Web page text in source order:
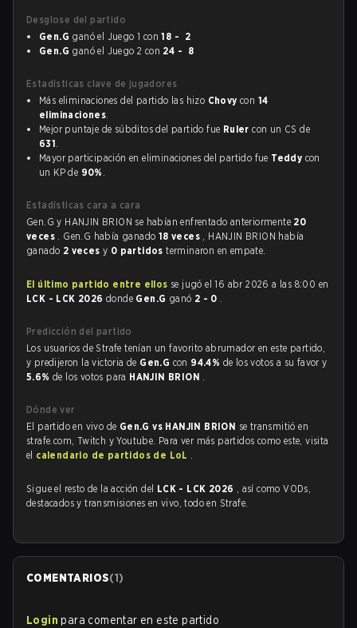
Desglose del partido
Gen.G ganó el Juego 1 con18 - 2
Gen.G ganó el Juego 2 con 24 - 8
Estadísticas clave de jugadores
Más eliminaciones del partido las hizo Chovy con 14
eliminaciones.
Mejor puntaje de súbditos del partido fue Ruler con un CS de
631.
Mayor participación en eliminaciones del partido fue Teddy con
un KP de 90% .
Estadísticas cara a cara
Gen.G y HANJIN BRION se habían enfrentado anteriormente 20
veces . Gen.G había ganado 18 veces , HANJIN BRION había
ganado 2 vecesy 0 partidosterminaron en empate.
El último partido entre ellos se jugó el 16 abr 2026 a las 8:00 en
LCK - LCK 2026 donde Gen.G ganó 2 - 0 .
Predicción del partido
Los usuarios de Strafe tenían un favorito abrumador en este partido,
y predijeron la victoria de Gen.G con 94.4% de los votos a su favor y
5.6% de los votos para HANJIN BRION .
Dónde ver
El partido en vivo de Gen.G vs HANJIN BRION se transmitió en
strafe.com, Twitch y Youtube. Para ver más partidos como este, visita
el calendario de partidos de LoL .
Sigue el resto de la acción del LCK - LCK 2026 , así como VODs,
destacados y transmisiones en vivo, todo en Strafe.
COMENTARIOS(1)
Login para comentar en este partido